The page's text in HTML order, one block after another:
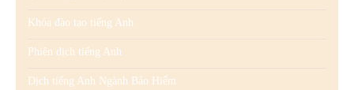
Khóa đào tạo tiếng Anh
Phiên dịch tiếng Anh
Dịch tiếng Anh Ngành Bảo Hiểm